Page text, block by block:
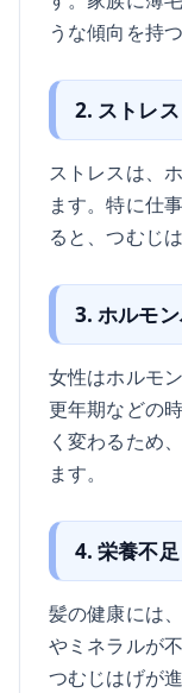
うな傾向を持
2. ストレス
ストレスは、
ます。特に仕
ると、つむじ
3. ホルモ
女性はホルモ
更年期などの
く変わるため
ます。
4. 栄養不足
髪の健康には
やミネラルが
つむじはげが